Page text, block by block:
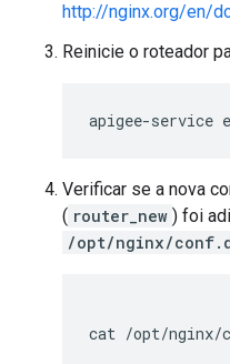
http://nginx.org/en/
Reinicie o roteador
apigee-service
Verificar se a nova
( router_new ) foi
/opt/nginx/
cat /opt/nginx/